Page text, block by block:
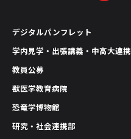
デジタルパンフレット
学内見学・出張講義・中高大連携
教員公募
獣医学教育病院
恐竜学博物館
研究・社会連携部